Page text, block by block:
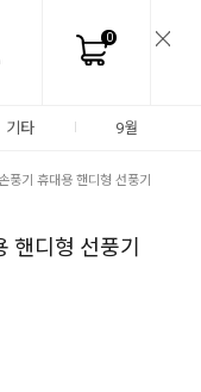
0
기타 9월
풍기 휴대용 핸디형 선풍기
핸디형 선풍기